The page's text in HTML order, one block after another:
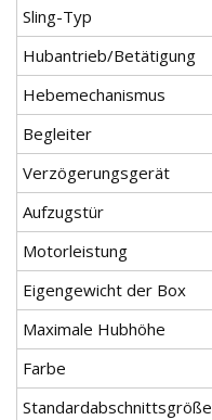
Sling-Typ
Hubantrieb/Betätigung
Hebemechanismus
Begleiter
Verzögerungsgerät
Aufzugstür
Motorleistung
Eigengewicht der Box
Maximale Hubhöhe
Farbe
Standardabschnittsgröße